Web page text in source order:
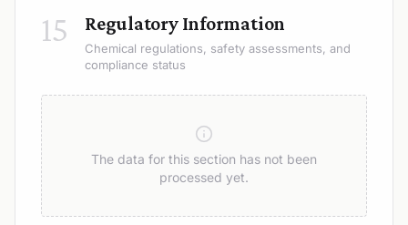
15 Regulatory Information
Chemical regulations, safety assessments, and
compliance status
The data for this section has not been
processed yet.